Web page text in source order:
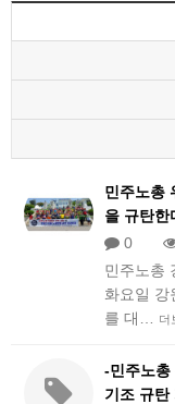
민주노총
을 규탄한
0
민주노총
화요일 강
를 대…
더
-민주노총
기조 규탄